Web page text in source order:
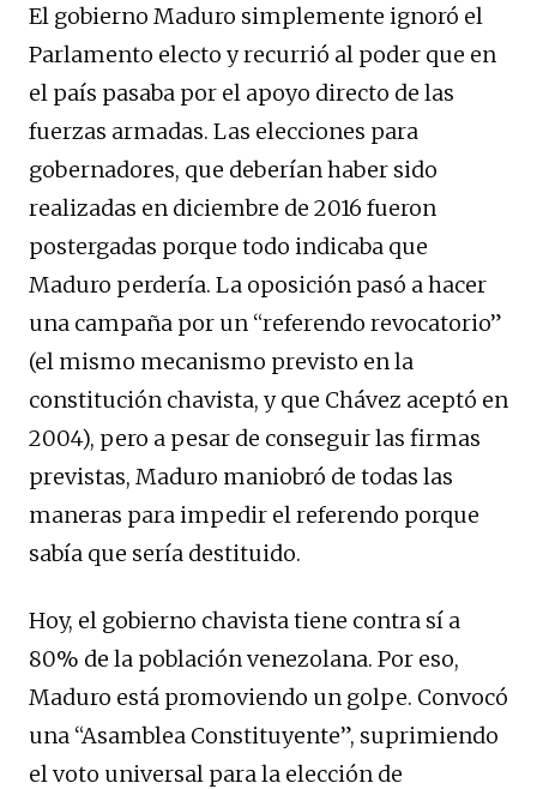
El gobierno Maduro simplemente ignoró el
Parlamento electo y recurrió al poder que en
el país pasaba por el apoyo directo de las
fuerzas armadas. Las elecciones para
gobernadores, que deberían haber sido
realizadas en diciembre de 2016 fueron
postergadas porque todo indicaba que
Maduro perdería. La oposición pasó a hacer
una campaña por un “referendo revocatorio”
(el mismo mecanismo previsto en la
constitución chavista, y que Chávez aceptó en
2004), pero a pesar de conseguir las firmas
previstas, Maduro maniobró de todas las
maneras para impedir el referendo porque
sabía que sería destituido.
Hoy, el gobierno chavista tiene contra sí a
80% de la población venezolana. Por eso,
Maduro está promoviendo un golpe. Convocó
una “Asamblea Constituyente”, suprimiendo
el voto universal para la elección de